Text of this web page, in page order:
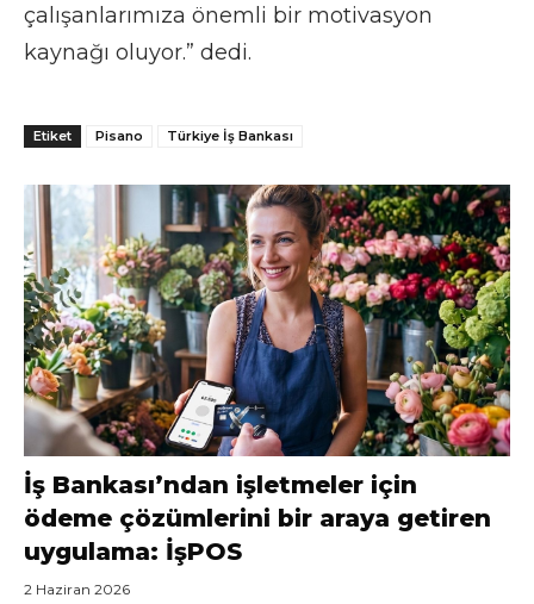
çalışanlarımıza önemli bir motivasyon
kaynağı oluyor.” dedi.
Etiket Pisano Türkiye İş Bankası
İş Bankası’ndan işletmeler için
ödeme çözümlerini bir araya getiren
uygulama: İşPOS
2 Haziran 2026